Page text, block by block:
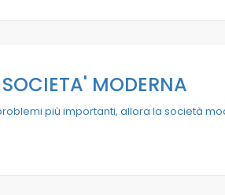
MODERNA
più importanti, allora la società